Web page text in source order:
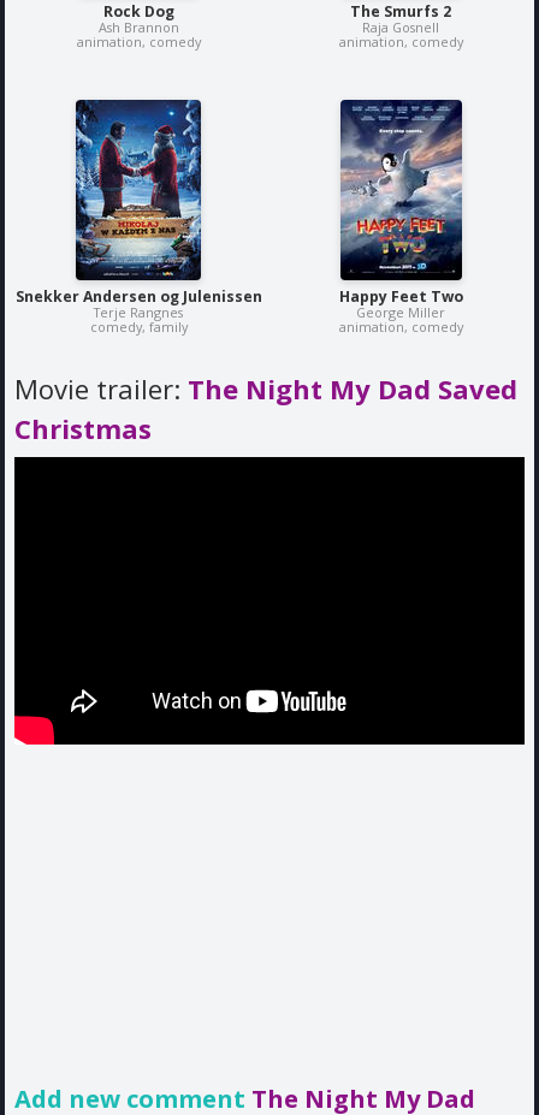
Rock Dog
Ash Brannon
animation, comedy
The Smurfs 2
Raja Gosnell
animation, comedy
Snekker Andersen og Julenissen
Terje Rangnes
comedy, family
Happy Feet Two
George Miller
animation, comedy
Movie trailer: The Night My Dad Saved
Christmas
Add new comment The Night My Dad